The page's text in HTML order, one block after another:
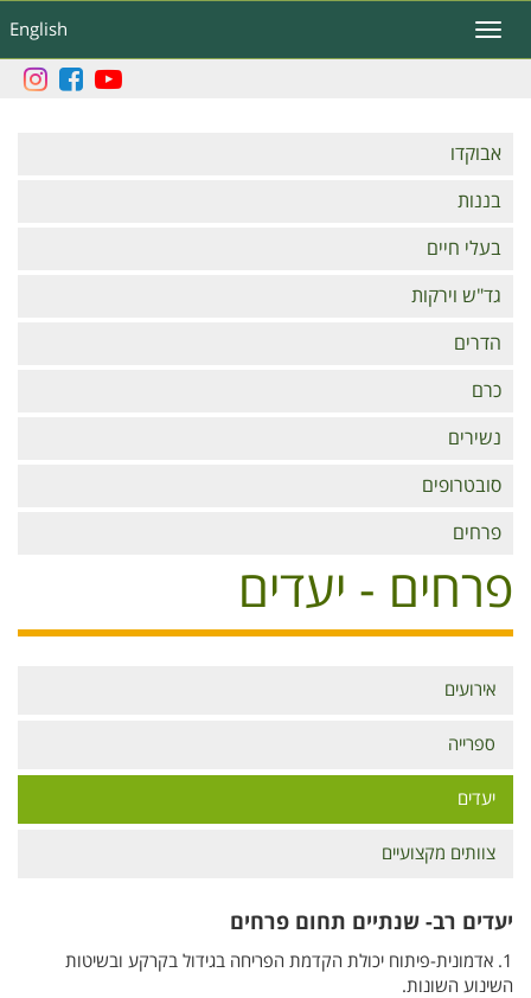
לתוכן
העיקרי
English
Toggle
navigation
Branches
אבוקדו
בננות
בעלי חיים
גד"ש וירקות
הדרים
כרם
נשירים
סובטרופים
פרחים
פרחים - יעדים
תפריט
פרחים
אירועים
ספרייה
יעדים
צוותים מקצועיים
יעדים רב- שנתיים תחום פרחים
1. אדמונית-פיתוח יכולת הקדמת הפריחה בגידול בקרקע ובשיטות
השינוע השונות.